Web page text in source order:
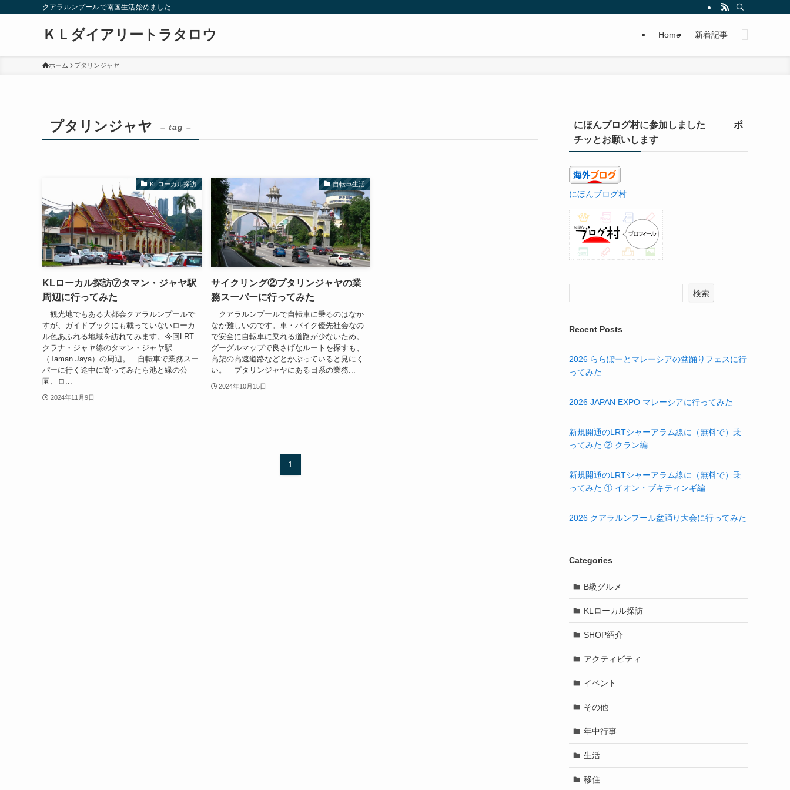
クアラルンプールで南国生活始めました
ＫＬダイアリートラタロウ Home 新着記事
ホーム プタリンジャヤ
プタリンジャヤ – tag –
KLローカル探訪
KLローカル探訪⑦タマン・ジャヤ駅
周辺に行ってみた
観光地でもある大都会クアラルンプールで
すが、ガイドブックにも載っていないローカ
ル色あふれる地域を訪れてみます。今回LRT
クラナ・ジャヤ線のタマン・ジャヤ駅
（Taman Jaya）の周辺。 自転車で業務スー
パーに行く途中に寄ってみたら池と緑の公
園、ロ...
2024年11月9日
自転車生活
サイクリング②プタリンジャヤの業
務スーパーに行ってみた
クアラルンプールで自転車に乗るのはなか
なか難しいのです。車・バイク優先社会なの
で安全に自転車に乗れる道路が少ないため。
グーグルマップで良さげなルートを探すも、
高架の高速道路などとかぶっていると見にく
い。 プタリンジャヤにある日系の業務...
2024年10月15日
1
にほんブログ村に参加しました ポ
チッとお願いします
にほんブログ村
検索
Recent Posts
2026 ららぽーとマレーシアの盆踊りフェスに行
ってみた
2026 JAPAN EXPO マレーシアに行ってみた
新規開通のLRTシャーアラム線に（無料で）乗
ってみた ② クラン編
新規開通のLRTシャーアラム線に（無料で）乗
ってみた ① イオン・ブキティンギ編
2026 クアラルンプール盆踊り大会に行ってみた
Categories
B級グルメ
KLローカル探訪
SHOP紹介
アクティビティ
イベント
その他
年中行事
生活
移住